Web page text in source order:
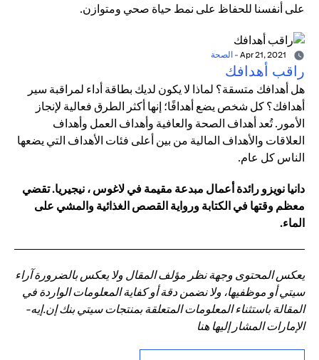
على أنفسنا للحفاظ على نمط حياة صحي ومتوازن.
- الصحة
راقب أهدافك
هل أهدافك متسقة؟ لماذا لا يكون لديك بطاقة أداء لمراقبة سير
أهدافك؟ كل شخص يضع أهدافًا؛ إنها أكثر الطرق فعالية لإنجاز
الأمور. تُعد أهداف الصحة والعافية وأهداف العمل وأهداف
العلاقات والأهداف المالية من بين أعلى فئات الأهداف التي يضعها
الناس كل عام.
دانيا نويزو رائدة أعمال مبدعة مقيمة في لاغوس ، نيجيريا. تقضي
معظم وقتها في الكتابة ورواية القصص الغذائية والمشي على
الماء.
يعكس المحتوى وجهة نظر مؤلف المقال ولا يعكس بالضرورة آراء
سيتي أو موظفيها، ولا نضمن دقة أو كفاية المعلومات الواردة في
المقالة باستثناء المعلومات المتعلقة بمنتجات سيتي بنك إن.إيه-
الإمارات المشار إليها هنا